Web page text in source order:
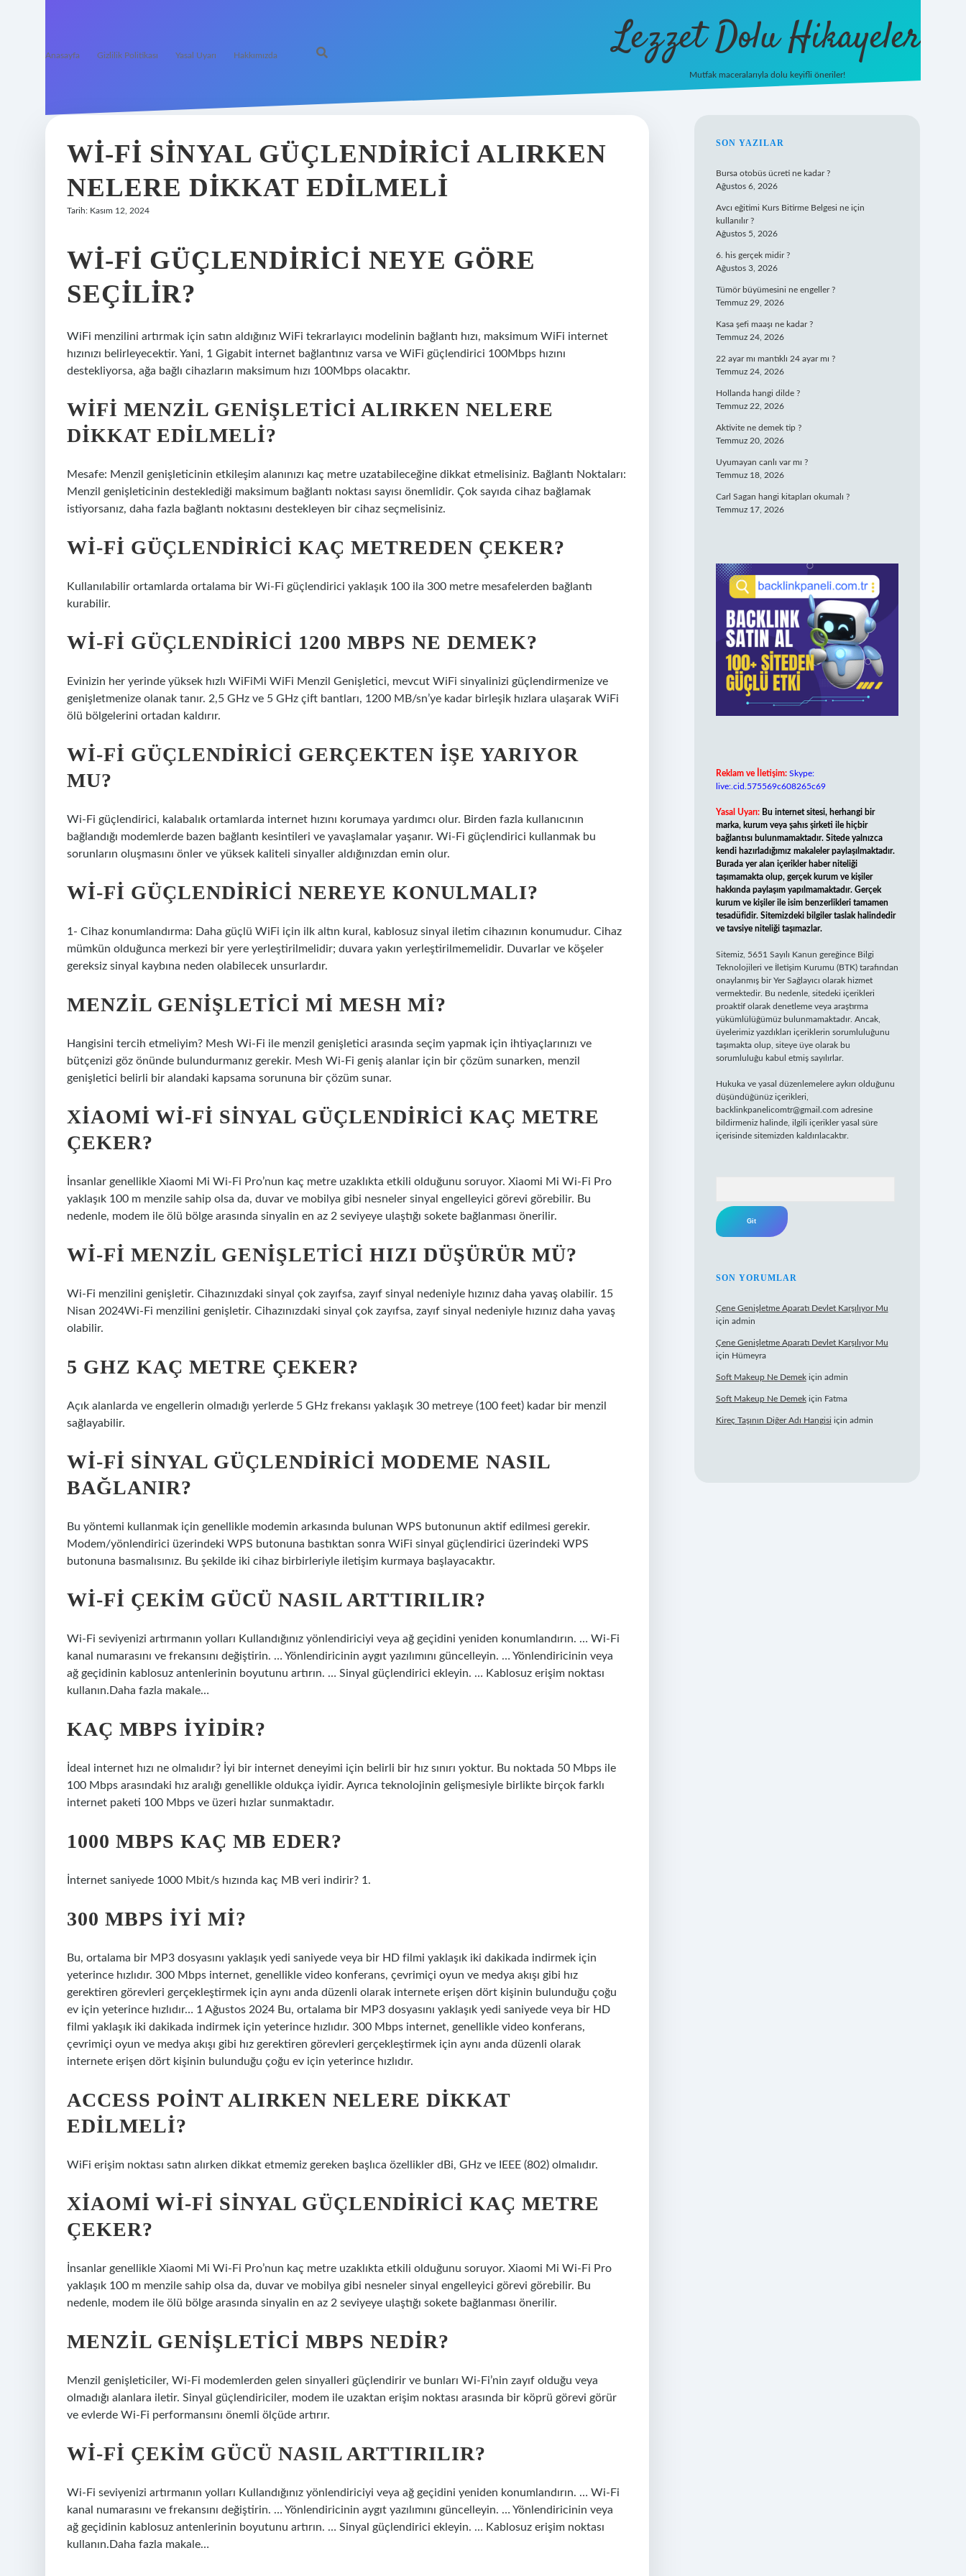
Anasayfa Gizlilik Politikası Yasal Uyarı Hakkımızda Lezzet Dolu Hikayeler
Mutfak maceralarıyla dolu keyifli öneriler!
WI-FI SINYAL GÜÇLENDIRICI ALIRKEN
NELERE DIKKAT EDILMELI
Tarih: Kasım 12, 2024
WI-FI GÜÇLENDIRICI NEYE GÖRE
SEÇILIR?
WiFi menzilini artırmak için satın aldığınız WiFi tekrarlayıcı modelinin bağlantı hızı, maksimum WiFi internet
hızınızı belirleyecektir. Yani, 1 Gigabit internet bağlantınız varsa ve WiFi güçlendirici 100Mbps hızını
destekliyorsa, ağa bağlı cihazların maksimum hızı 100Mbps olacaktır.
WIFI MENZIL GENIŞLETICI ALIRKEN NELERE
DIKKAT EDILMELI?
Mesafe: Menzil genişleticinin etkileşim alanınızı kaç metre uzatabileceğine dikkat etmelisiniz. Bağlantı Noktaları:
Menzil genişleticinin desteklediği maksimum bağlantı noktası sayısı önemlidir. Çok sayıda cihaz bağlamak
istiyorsanız, daha fazla bağlantı noktasını destekleyen bir cihaz seçmelisiniz.
WI-FI GÜÇLENDIRICI KAÇ METREDEN ÇEKER?
Kullanılabilir ortamlarda ortalama bir Wi-Fi güçlendirici yaklaşık 100 ila 300 metre mesafelerden bağlantı
kurabilir.
WI-FI GÜÇLENDIRICI 1200 MBPS NE DEMEK?
Evinizin her yerinde yüksek hızlı WiFiMi WiFi Menzil Genişletici, mevcut WiFi sinyalinizi güçlendirmenize ve
genişletmenize olanak tanır. 2,5 GHz ve 5 GHz çift bantları, 1200 MB/sn’ye kadar birleşik hızlara ulaşarak WiFi
ölü bölgelerini ortadan kaldırır.
WI-FI GÜÇLENDIRICI GERÇEKTEN IŞE YARIYOR
MU?
Wi-Fi güçlendirici, kalabalık ortamlarda internet hızını korumaya yardımcı olur. Birden fazla kullanıcının
bağlandığı modemlerde bazen bağlantı kesintileri ve yavaşlamalar yaşanır. Wi-Fi güçlendirici kullanmak bu
sorunların oluşmasını önler ve yüksek kaliteli sinyaller aldığınızdan emin olur.
WI-FI GÜÇLENDIRICI NEREYE KONULMALI?
1- Cihaz konumlandırma: Daha güçlü WiFi için ilk altın kural, kablosuz sinyal iletim cihazının konumudur. Cihaz
mümkün olduğunca merkezi bir yere yerleştirilmelidir; duvara yakın yerleştirilmemelidir. Duvarlar ve köşeler
gereksiz sinyal kaybına neden olabilecek unsurlardır.
MENZIL GENIŞLETICI MI MESH MI?
Hangisini tercih etmeliyim? Mesh Wi-Fi ile menzil genişletici arasında seçim yapmak için ihtiyaçlarınızı ve
bütçenizi göz önünde bulundurmanız gerekir. Mesh Wi-Fi geniş alanlar için bir çözüm sunarken, menzil
genişletici belirli bir alandaki kapsama sorununa bir çözüm sunar.
XIAOMI WI-FI SINYAL GÜÇLENDIRICI KAÇ METRE
ÇEKER?
İnsanlar genellikle Xiaomi Mi Wi-Fi Pro’nun kaç metre uzaklıkta etkili olduğunu soruyor. Xiaomi Mi Wi-Fi Pro
yaklaşık 100 m menzile sahip olsa da, duvar ve mobilya gibi nesneler sinyal engelleyici görevi görebilir. Bu
nedenle, modem ile ölü bölge arasında sinyalin en az 2 seviyeye ulaştığı sokete bağlanması önerilir.
WI-FI MENZIL GENIŞLETICI HIZI DÜŞÜRÜR MÜ?
Wi-Fi menzilini genişletir. Cihazınızdaki sinyal çok zayıfsa, zayıf sinyal nedeniyle hızınız daha yavaş olabilir. 15
Nisan 2024Wi-Fi menzilini genişletir. Cihazınızdaki sinyal çok zayıfsa, zayıf sinyal nedeniyle hızınız daha yavaş
olabilir.
5 GHZ KAÇ METRE ÇEKER?
Açık alanlarda ve engellerin olmadığı yerlerde 5 GHz frekansı yaklaşık 30 metreye (100 feet) kadar bir menzil
sağlayabilir.
WI-FI SINYAL GÜÇLENDIRICI MODEME NASIL
BAĞLANIR?
Bu yöntemi kullanmak için genellikle modemin arkasında bulunan WPS butonunun aktif edilmesi gerekir.
Modem/yönlendirici üzerindeki WPS butonuna bastıktan sonra WiFi sinyal güçlendirici üzerindeki WPS
butonuna basmalısınız. Bu şekilde iki cihaz birbirleriyle iletişim kurmaya başlayacaktır.
WI-FI ÇEKIM GÜCÜ NASIL ARTTIRILIR?
Wi-Fi seviyenizi artırmanın yolları Kullandığınız yönlendiriciyi veya ağ geçidini yeniden konumlandırın. … Wi-Fi
kanal numarasını ve frekansını değiştirin. … Yönlendiricinin aygıt yazılımını güncelleyin. … Yönlendiricinin veya
ağ geçidinin kablosuz antenlerinin boyutunu artırın. … Sinyal güçlendirici ekleyin. … Kablosuz erişim noktası
kullanın.Daha fazla makale…
KAÇ MBPS IYIDIR?
İdeal internet hızı ne olmalıdır? İyi bir internet deneyimi için belirli bir hız sınırı yoktur. Bu noktada 50 Mbps ile
100 Mbps arasındaki hız aralığı genellikle oldukça iyidir. Ayrıca teknolojinin gelişmesiyle birlikte birçok farklı
internet paketi 100 Mbps ve üzeri hızlar sunmaktadır.
1000 MBPS KAÇ MB EDER?
İnternet saniyede 1000 Mbit/s hızında kaç MB veri indirir? 1.
300 MBPS IYI MI?
Bu, ortalama bir MP3 dosyasını yaklaşık yedi saniyede veya bir HD filmi yaklaşık iki dakikada indirmek için
yeterince hızlıdır. 300 Mbps internet, genellikle video konferans, çevrimiçi oyun ve medya akışı gibi hız
gerektiren görevleri gerçekleştirmek için aynı anda düzenli olarak internete erişen dört kişinin bulunduğu çoğu
ev için yeterince hızlıdır… 1 Ağustos 2024 Bu, ortalama bir MP3 dosyasını yaklaşık yedi saniyede veya bir HD
filmi yaklaşık iki dakikada indirmek için yeterince hızlıdır. 300 Mbps internet, genellikle video konferans,
çevrimiçi oyun ve medya akışı gibi hız gerektiren görevleri gerçekleştirmek için aynı anda düzenli olarak
internete erişen dört kişinin bulunduğu çoğu ev için yeterince hızlıdır.
ACCESS POINT ALIRKEN NELERE DIKKAT
EDILMELI?
WiFi erişim noktası satın alırken dikkat etmemiz gereken başlıca özellikler dBi, GHz ve IEEE (802) olmalıdır.
XIAOMI WI-FI SINYAL GÜÇLENDIRICI KAÇ METRE
ÇEKER?
İnsanlar genellikle Xiaomi Mi Wi-Fi Pro’nun kaç metre uzaklıkta etkili olduğunu soruyor. Xiaomi Mi Wi-Fi Pro
yaklaşık 100 m menzile sahip olsa da, duvar ve mobilya gibi nesneler sinyal engelleyici görevi görebilir. Bu
nedenle, modem ile ölü bölge arasında sinyalin en az 2 seviyeye ulaştığı sokete bağlanması önerilir.
MENZIL GENIŞLETICI MBPS NEDIR?
Menzil genişleticiler, Wi-Fi modemlerden gelen sinyalleri güçlendirir ve bunları Wi-Fi’nin zayıf olduğu veya
olmadığı alanlara iletir. Sinyal güçlendiriciler, modem ile uzaktan erişim noktası arasında bir köprü görevi görür
ve evlerde Wi-Fi performansını önemli ölçüde artırır.
WI-FI ÇEKIM GÜCÜ NASIL ARTTIRILIR?
Wi-Fi seviyenizi artırmanın yolları Kullandığınız yönlendiriciyi veya ağ geçidini yeniden konumlandırın. … Wi-Fi
kanal numarasını ve frekansını değiştirin. … Yönlendiricinin aygıt yazılımını güncelleyin. … Yönlendiricinin veya
ağ geçidinin kablosuz antenlerinin boyutunu artırın. … Sinyal güçlendirici ekleyin. … Kablosuz erişim noktası
kullanın.Daha fazla makale…
SIDEBAR
SON YAZILAR
Bursa otobüs ücreti ne kadar ?
Ağustos 6, 2026
Avcı eğitimi Kurs Bitirme Belgesi ne için
kullanılır ?
Ağustos 5, 2026
6. his gerçek midir ?
Ağustos 3, 2026
Tümör büyümesini ne engeller ?
Temmuz 29, 2026
Kasa şefi maaşı ne kadar ?
Temmuz 24, 2026
22 ayar mı mantıklı 24 ayar mı ?
Temmuz 24, 2026
Hollanda hangi dilde ?
Temmuz 22, 2026
Aktivite ne demek tip ?
Temmuz 20, 2026
Uyumayan canlı var mı ?
Temmuz 18, 2026
Carl Sagan hangi kitapları okumalı ?
Temmuz 17, 2026
Reklam ve İletişim: Skype:
live:.cid.575569c608265c69
Yasal Uyarı: Bu internet sitesi, herhangi bir
marka, kurum veya şahıs şirketi ile hiçbir
bağlantısı bulunmamaktadır. Sitede yalnızca
kendi hazırladığımız makaleler paylaşılmaktadır.
Burada yer alan içerikler haber niteliği
taşımamakta olup, gerçek kurum ve kişiler
hakkında paylaşım yapılmamaktadır. Gerçek
kurum ve kişiler ile isim benzerlikleri tamamen
tesadüfidir. Sitemizdeki bilgiler taslak halindedir
ve tavsiye niteliği taşımazlar.
Sitemiz, 5651 Sayılı Kanun gereğince Bilgi
Teknolojileri ve İletişim Kurumu (BTK) tarafından
onaylanmış bir Yer Sağlayıcı olarak hizmet
vermektedir. Bu nedenle, sitedeki içerikleri
proaktif olarak denetleme veya araştırma
yükümlülüğümüz bulunmamaktadır. Ancak,
üyelerimiz yazdıkları içeriklerin sorumluluğunu
taşımakta olup, siteye üye olarak bu
sorumluluğu kabul etmiş sayılırlar.
Hukuka ve yasal düzenlemelere aykırı olduğunu
düşündüğünüz içerikleri,
backlinkpanelicomtr@gmail.com adresine
bildirmeniz halinde, ilgili içerikler yasal süre
içerisinde sitemizden kaldırılacaktır.
SON YORUMLAR
Çene Genişletme Aparatı Devlet Karşılıyor Mu
için admin
Çene Genişletme Aparatı Devlet Karşılıyor Mu
için Hümeyra
Soft Makeup Ne Demekiçin admin
Soft Makeup Ne Demekiçin Fatma
Kireç Taşının Diğer Adı Hangisi için admin